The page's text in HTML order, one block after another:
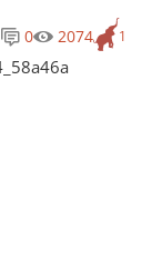
1
0 2074